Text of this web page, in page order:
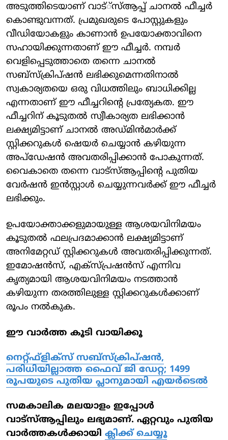
അടുത്തിടെയാണ് വാട്്‌സ്ആപ്പ് ചാനല്‍ ഫീച്ചര്‍
കൊണ്ടുവന്നത്. പ്രമുഖരുടെ പോസ്റ്റുകളും
വീഡിയോകളും കാണാന്‍ ഉപയോക്താവിനെ
സഹായിക്കുന്നതാണ് ഈ ഫീച്ചര്‍. നമ്പര്‍
വെളിപ്പെടുത്താതെ തന്നെ ചാനല്‍
സബ്‌സ്‌ക്രിപ്ഷന്‍ ലഭിക്കുമെന്നതിനാല്‍
സ്വകാര്യതയെ ഒരു വിധത്തിലും ബാധിക്കില്ല
എന്നതാണ് ഈ ഫീച്ചറിന്റെ പ്രത്യേകത. ഈ
ഫീച്ചറിന് കൂടുതല്‍ സ്വീകാര്യത ലഭിക്കാന്‍
ലക്ഷ്യമിട്ടാണ് ചാനല്‍ അഡ്മിന്‍മാര്‍ക്ക്
സ്റ്റിക്കറുകള്‍ ഷെയര്‍ ചെയ്യാന്‍ കഴിയുന്ന
അപ്‌ഡേഷന്‍ അവതരിപ്പിക്കാന്‍ പോകുന്നത്.
വൈകാതെ തന്നെ വാട്‌സ്ആപ്പിന്റെ പുതിയ
വേര്‍ഷന്‍ ഇന്‍സ്റ്റാള്‍ ചെയ്യുന്നവര്‍ക്ക് ഈ ഫീച്ചര്‍
ലഭിക്കും.
ഉപയോക്താക്കളുമായുള്ള ആശയവിനിമയം
കൂടുതല്‍ ഫലപ്രദമാക്കാന്‍ ലക്ഷ്യമിട്ടാണ്
അനിമേറ്റഡ് സ്റ്റിക്കറുകള്‍ അവതരിപ്പിക്കുന്നത്.
ഇമോഷന്‍സ്, എക്‌സ്പ്രഷന്‍സ് എന്നിവ
കൃത്യമായി ആശയവിനിമയം നടത്താന്‍
കഴിയുന്ന തരത്തിലുള്ള സ്റ്റിക്കറുകള്‍ക്കാണ്
രൂപം നല്‍കുക.
ഈ വാർത്ത കൂടി വായിക്കൂ
നെറ്റ്ഫ്‌ളിക്‌സ് സബ്‌സ്‌ക്രിപ്ഷന്‍,
പരിധിയില്ലാത്ത ഫൈവ് ജി ഡേറ്റ; 1499
രൂപയുടെ പുതിയ പ്ലാനുമായി എയര്‍ടെല്‍
സമകാലിക മലയാളം ഇപ്പോൾ
വാട്‌സ്ആപ്പിലും ലഭ്യമാണ്. ഏറ്റവും പുതിയ
വാർത്തകൾക്കായി ക്ലിക്ക് ചെയ്യൂ